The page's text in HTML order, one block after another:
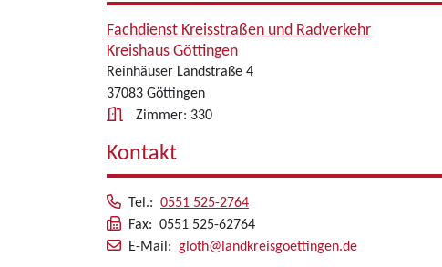
Fachdienst Kreisstraßen und Radverkehr
Kreishaus Göttingen
Reinhäuser Landstraße 4
37083 Göttingen
Zimmer: 330
Kontakt
Tel.: 0551 525-2764
Fax: 0551 525-62764
E-Mail: gloth@landkreisgoettingen.de